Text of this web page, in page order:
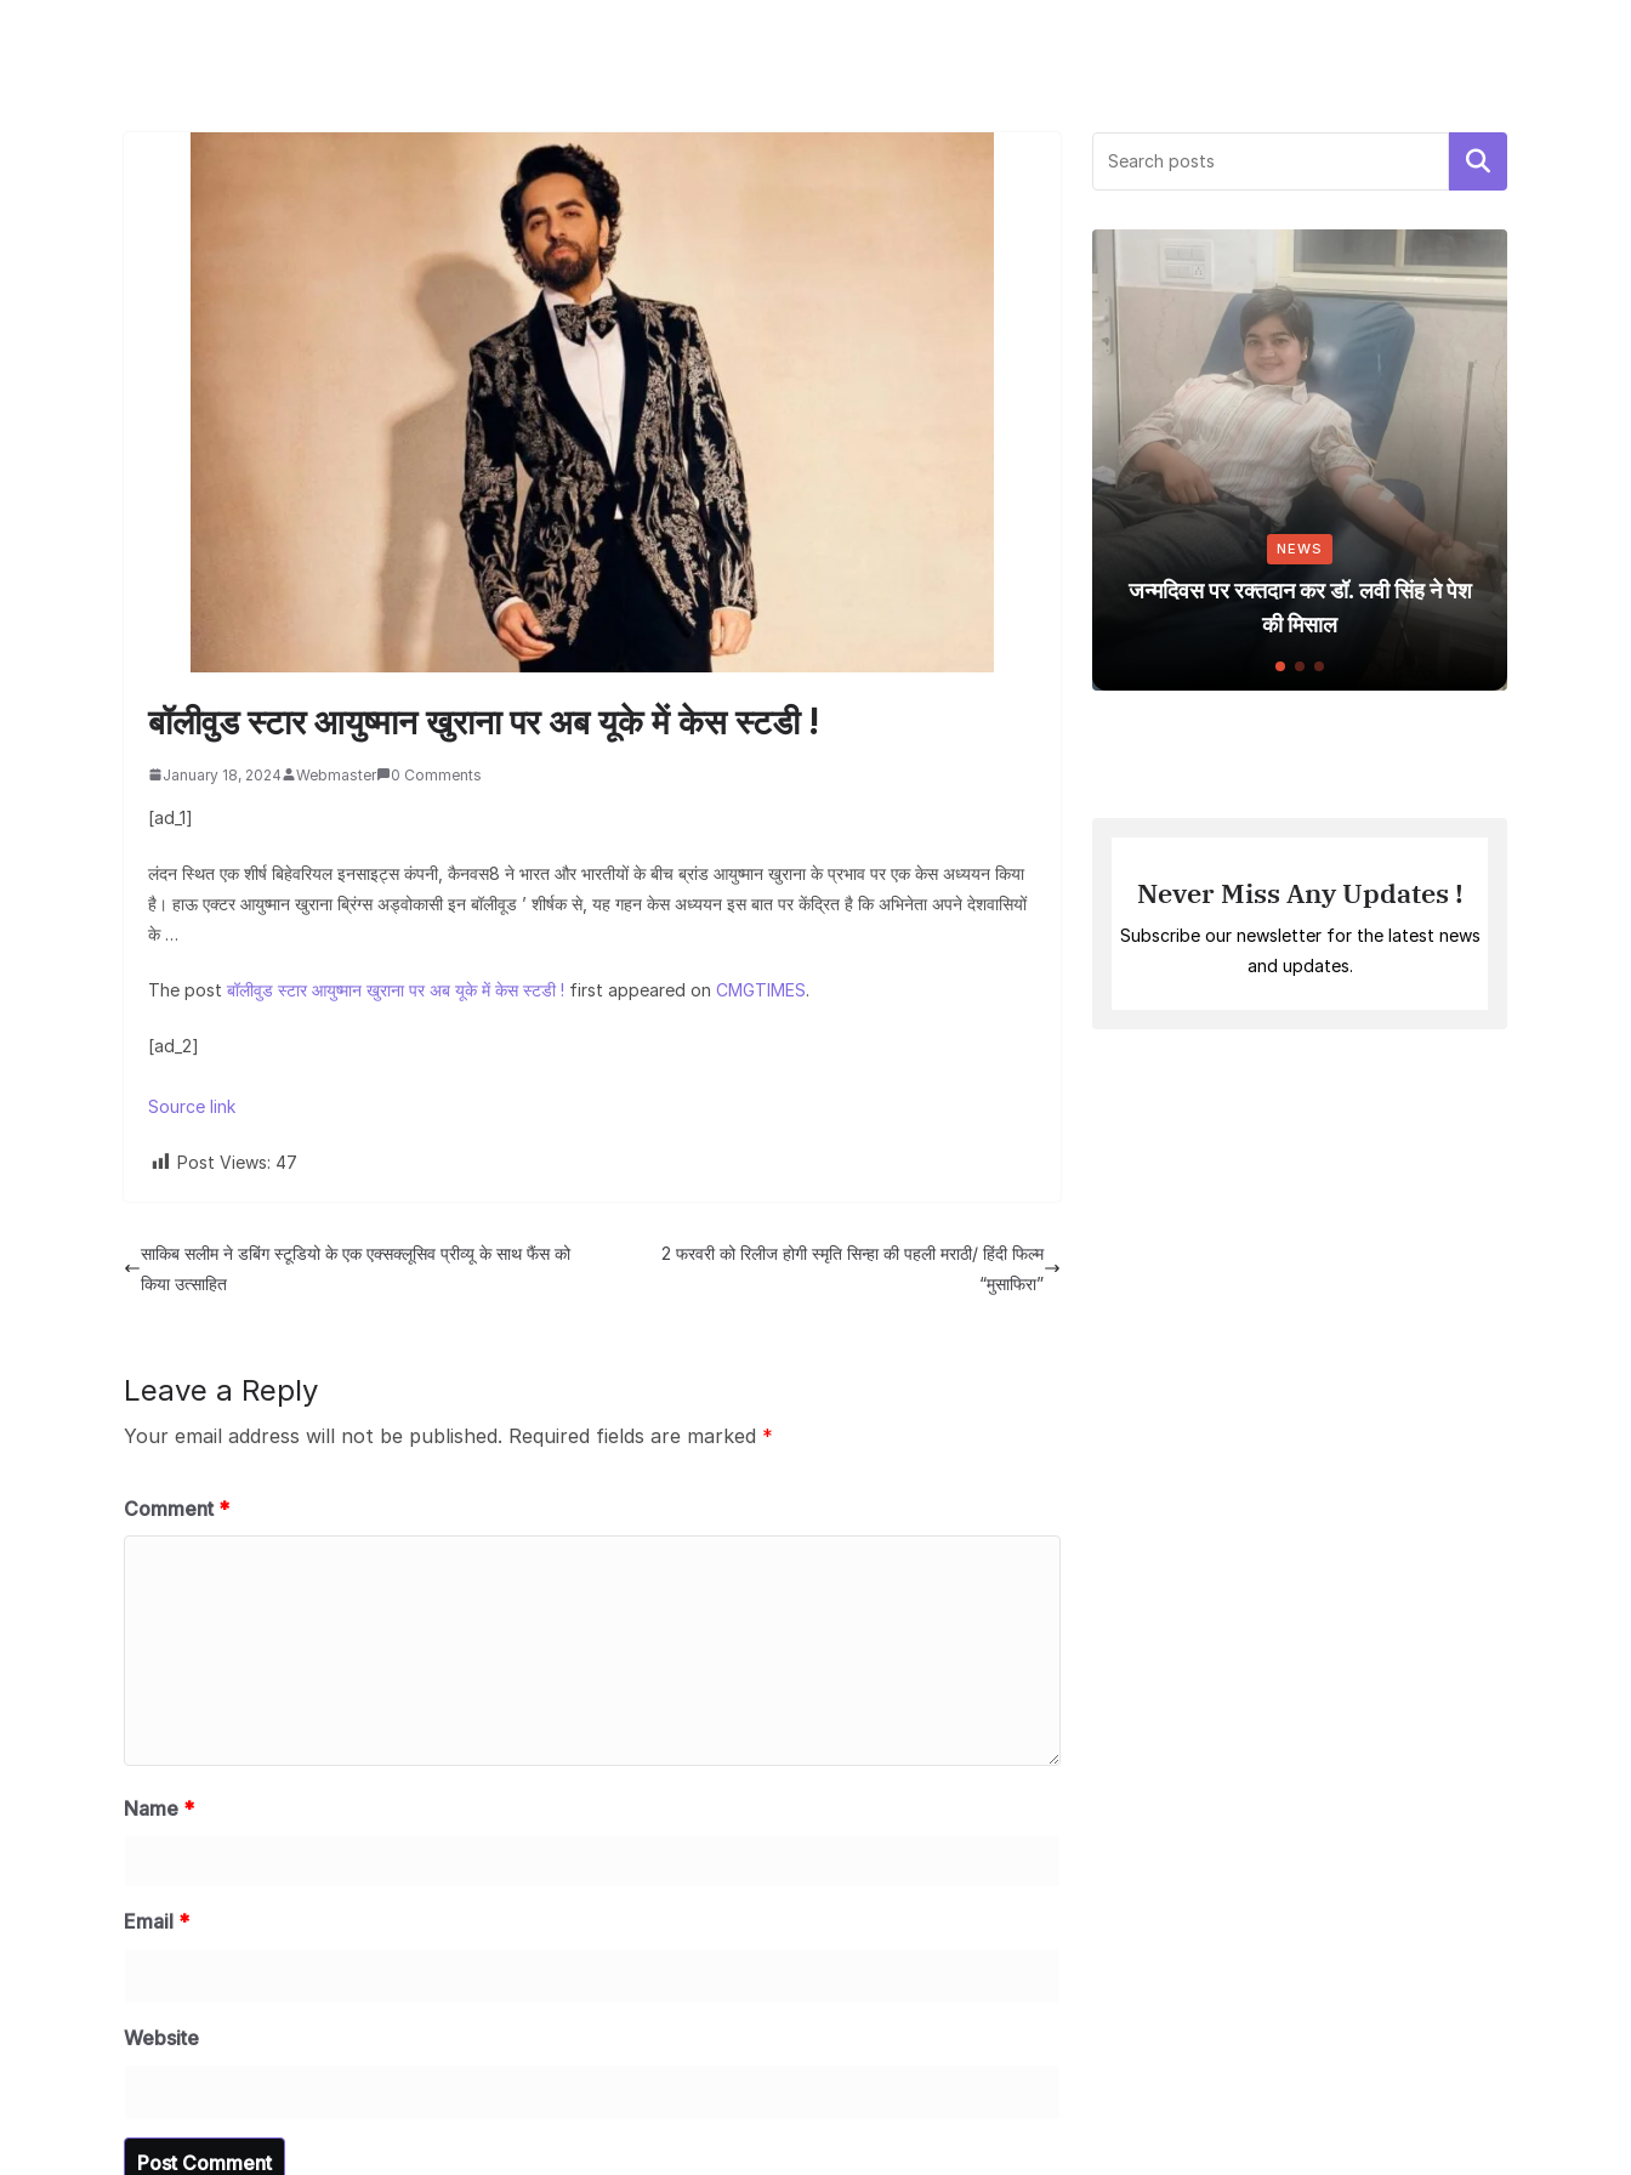
बॉलीवुड स्टार आयुष्मान खुराना पर अब यूके में केस स्टडी !
January 18, 2024 Webmaster 0 Comments
[ad_1]
लंदन स्थित एक शीर्ष बिहेवरियल इनसाइट्स कंपनी, कैनवस8 ने भारत और भारतीयों के बीच ब्रांड आयुष्मान खुराना के प्रभाव पर एक केस अध्ययन किया
है। हाऊ एक्टर आयुष्मान खुराना ब्रिंग्स अड्वोकासी इन बॉलीवूड ’ शीर्षक से, यह गहन केस अध्ययन इस बात पर केंद्रित है कि अभिनेता अपने देशवासियों
के …
The post बॉलीवुड स्टार आयुष्मान खुराना पर अब यूके में केस स्टडी ! first appeared on CMGTIMES.
[ad_2]
Source link
Post Views: 47
साकिब सलीम ने डबिंग स्टूडियो के एक एक्सक्लूसिव प्रीव्यू के साथ फैंस को
किया उत्साहित
2 फरवरी को रिलीज होगी स्मृति सिन्हा की पहली मराठी/ हिंदी फिल्म
“मुसाफिरा”
Leave a Reply
Your email address will not be published. Required fields are marked *
Comment *
Name *
Email *
Website
Search
जन्मदिवस पर रक्तदान कर डॉ. लवी सिंह ने पेश
Dharmendra: A
Small Village to
Never Miss Any Updates !
Subscribe our newsletter for the latest news
and updates.